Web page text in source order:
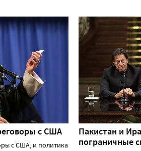
с США
с США, и политика
Пакистан и
пограничные